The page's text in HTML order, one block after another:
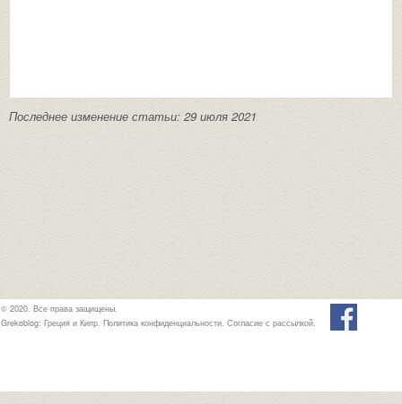
Последнее изменение статьи: 29 июля 2021
© 2020. Все права защищены.
Grekoblog: Греция и Кипр. Политика конфиденциальности. Согласие с рассылкой.